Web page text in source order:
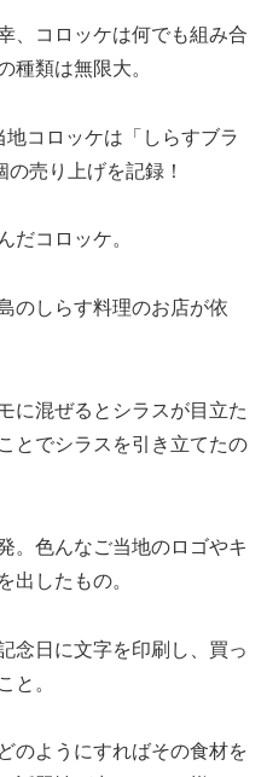
、コロッケは何でも組み合
種類は無限大。
コロッケは「しらすブラ
売り上げを記録！
だコロッケ。
のしらす料理のお店が依
に混ぜるとシラスが目立た
とでシラスを引き立てたの
。色んなご当地のロゴやキ
出したもの。
念日に文字を印刷し、買っ
と。
のようにすればその食材を